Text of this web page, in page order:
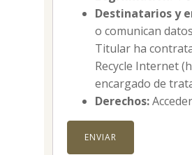
Destinatarios y
o comunican
Titular ha
Recycle Internet
encargado de
Derechos: